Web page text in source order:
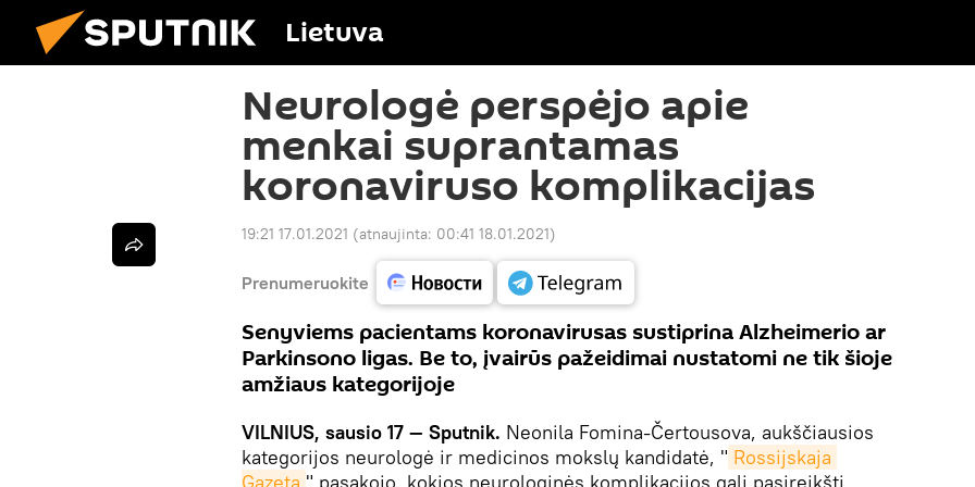
Lietuva
Neurologė perspėjo apie
menkai suprantamas
koronaviruso komplikacijas
19:21 17.01.2021 (atnaujinta: 00:41 18.01.2021)
Prenumeruokite
Senyviems pacientams koronavirusas sustiprina Alzheimerio ar
Parkinsono ligas. Be to, įvairūs pažeidimai nustatomi ne tik šioje
amžiaus kategorijoje
VILNIUS, sausio 17 — Sputnik. Neonila Fomina-Čertousova, aukščiausios
kategorijos neurologė ir medicinos mokslų kandidatė, " Rossijskaja